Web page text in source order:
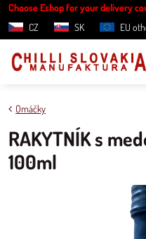
Choose Eshop for your delivery
CZ
SK EU
Omáčky
RAKYTNÍK s
100ml